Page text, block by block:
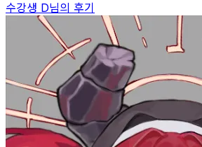
수강생 D님의 후기